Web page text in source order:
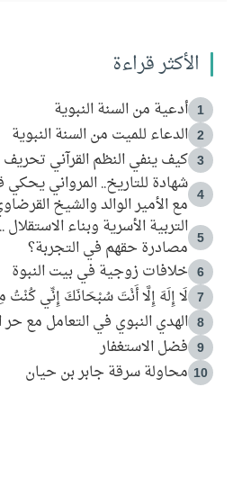
الأكثر قراءة
1 أدعية من السنة النبوية
2 الدعاء للميت من السنة النبوية
3 كيف ينفي النظم القرآني
4
شهادة للتاريخ.. المرواني
مع الأمير الوالد والشيخ
5
التربية الأسرية وبناء
مصادرة حقهم في التجربة؟
6 خلافات زوجية في بيت النبوة
7 لَا إِلَهَ إِلَّا أَنْتَ سُبْحَانَكَ إِنِّي كُنْتُ
8 الهدي النبوي في التعامل مع
9 فضل الاستغفار
10 محاولة سرقة جابر بن حيان